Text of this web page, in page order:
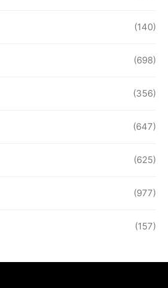
(140)
(698)
(356)
(647)
(625)
(977)
(157)